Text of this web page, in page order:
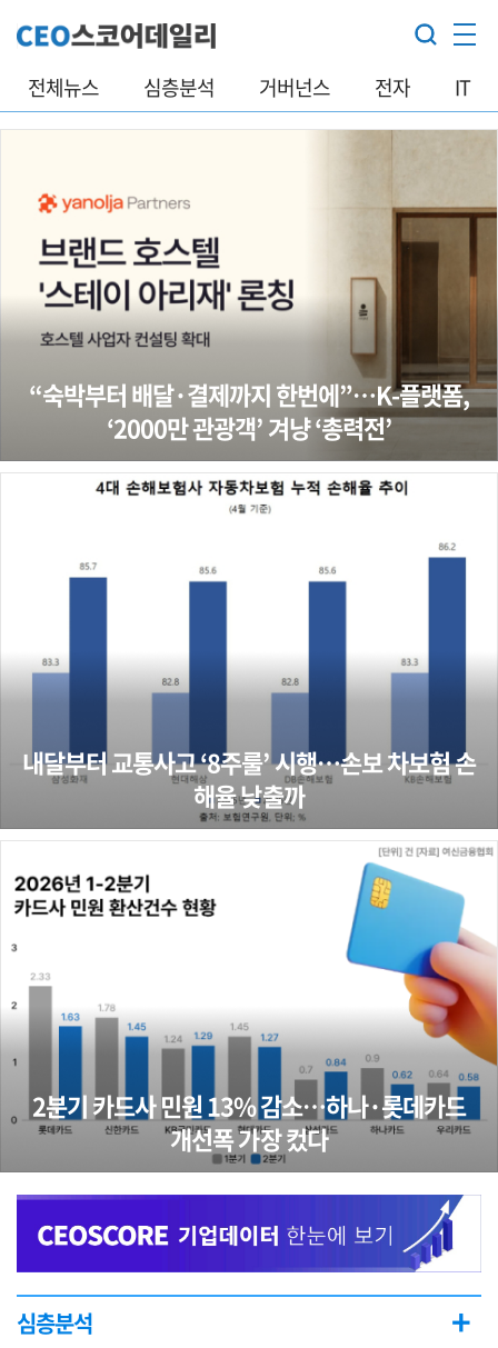
전체뉴스 심층분석 거버넌스 전자 IT
“숙박부터 배달·결제까지 한번에”…K-플랫폼,
‘2000만 관광객’ 겨냥 ‘총력전’
내달부터 교통사고 ‘8주룰’ 시행…손보 차보험 손
해율 낮출까
2분기 카드사 민원 13% 감소…하나·롯데카드
개선폭 가장 컸다
심층분석 +